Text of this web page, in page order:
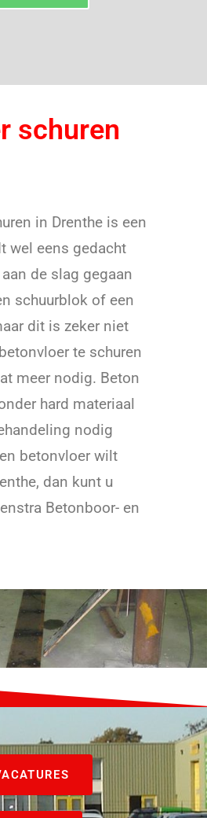
schuren
in Drenthe is een
wel eens gedacht
de slag gegaan
schuurblok of een
dit is zeker niet
te schuren
meer nodig. Beton
hard materiaal
nodig
betonvloer wilt
dan kunt u
Betonboor- en